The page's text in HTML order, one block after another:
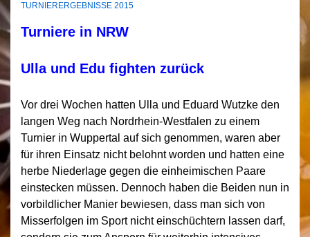
TURNIERERGEBNISSE 2015
Turniere in NRW
Ulla und Edu fighten zurück
Vor drei Wochen hatten Ulla und Eduard Wutzke den
langen Weg nach Nordrhein-Westfalen zu einem
Turnier in Wuppertal auf sich genommen, waren aber
für ihren Einsatz nicht belohnt worden und hatten eine
herbe Niederlage gegen die einheimischen Paare
einstecken müssen. Dennoch haben die Beiden nun in
vorbildlicher Manier bewiesen, dass man sich von
Misserfolgen im Sport nicht einschüchtern lassen darf,